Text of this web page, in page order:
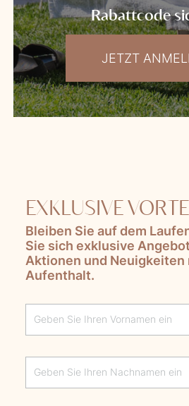
Rabattcode
JETZT
EXKLUSIVE
Bleiben Sie auf dem
Sie sich exklusive
Aktionen und Neuigkeiten
Aufenthalt.